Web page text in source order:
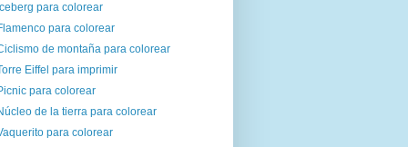
para colorear
para colorear
de montaña para colorear
Eiffel para imprimir
para colorear
de la tierra para colorear
para colorear